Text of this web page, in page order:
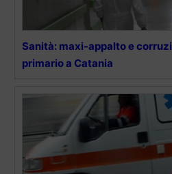
Sanità: maxi-appalto e
primario a Catania